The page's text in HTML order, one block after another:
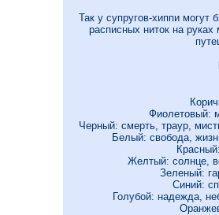
Так у супругов-хиппи могут
расписных ниток на
Фиолетовый:
Черный: смерть, траур,
Белый: свобода,
Желтый: солнце,
Зеленый:
Синий:
Голубой: надежда,